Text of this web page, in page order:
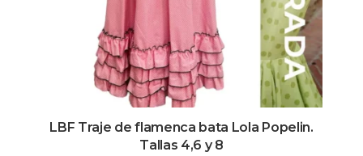
LBF Traje de flamenca bata Lola Popelin.
Tallas 4,6 y 8